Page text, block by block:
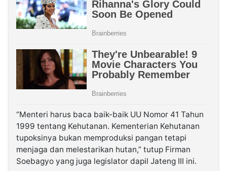
“Menteri harus baca baik-baik UU Nomor 41 Tahun
1999 tentang Kehutanan. Kementerian Kehutanan
tupoksinya bukan memproduksi pangan tetapi
menjaga dan melestarikan hutan,” tutup Firman
Soebagyo yang juga legislator dapil Jateng III ini.